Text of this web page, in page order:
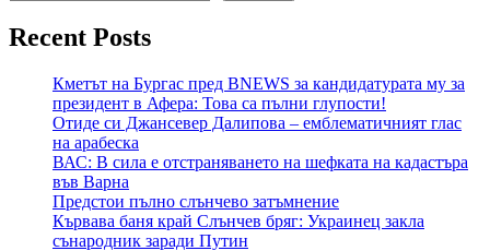
Recent Posts
Кметът на Бургас пред BNEWS за кандидатурата му за
президент в Афера: Това са пълни глупости!
Отиде си Джансевер Далипова – емблематичният глас
на арабеска
ВАС: В сила е отстраняването на шефката на кадастъра
във Варна
Предстои пълно слънчево затъмнение
Кървава баня край Слънчев бряг: Украинец закла
сънародник заради Путин